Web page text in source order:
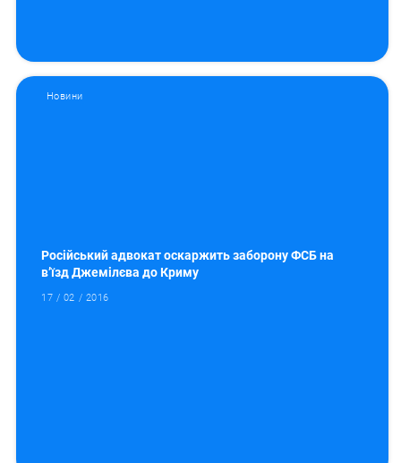
Новини
Російський адвокат оскаржить заборону ФСБ на
в’їзд Джемілєва до Криму
17 / 02 / 2016